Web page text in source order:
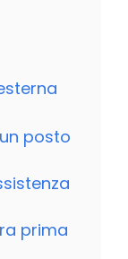
posto
prima